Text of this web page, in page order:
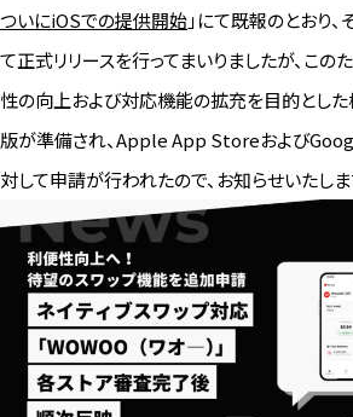
ついにiOSでの提供開始」にて既報のとおり
て正式リリースを行ってまいりましたが、この
性の向上および対応機能の拡充を目的とした
版が準備され、Apple App Storeおよび
対して申請が行われたので、お知らせいたしま